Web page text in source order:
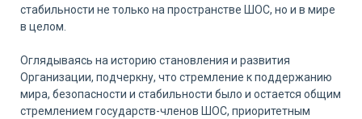
стабильности не только на пространстве ШОС, но и в мире
в целом.
Оглядываясь на историю становления и развития
Организации, подчеркну, что стремление к поддержанию
мира, безопасности и стабильности было и остается общим
стремлением государств-членов ШОС, приоритетным